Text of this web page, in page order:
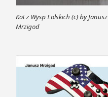
Kot z Wysp Eolskich (c) by Janusz
Mrzigod